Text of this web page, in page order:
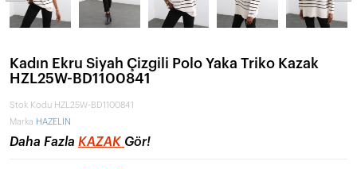
Kadın Ekru Siyah Çizgili Polo Yaka Triko Kazak
HZL25W-BD1100841
Stok Kodu HZL25W-BD1100841
Marka HAZELİN
Daha Fazla KAZAK Gör!